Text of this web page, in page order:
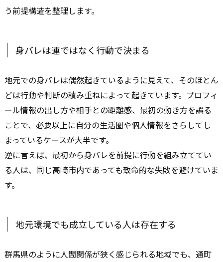
う前提構造を整理します。
身バレは運ではなく行動で決まる
地元での身バレは偶然起きているように見えて、そのほとん
どは行動や判断の積み重ねによって起きています。プロフィ
ール情報の出し方や相手との距離感、最初の動き方を誤る
ことで、必要以上に自分の生活圏や個人情報をさらしてし
まっているケースが大半です。
逆に言えば、最初から身バレを前提に行動を組み立ててい
る人は、同じ高崎市内であっても致命的な失敗を避けていま
す。
地元環境でも成立している人は存在する
群馬県のように人間関係が狭く感じられる地域でも、通町